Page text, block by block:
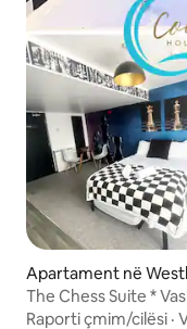
Apartament në
The Chess Suite *
Raporti çmim/cilësi ·